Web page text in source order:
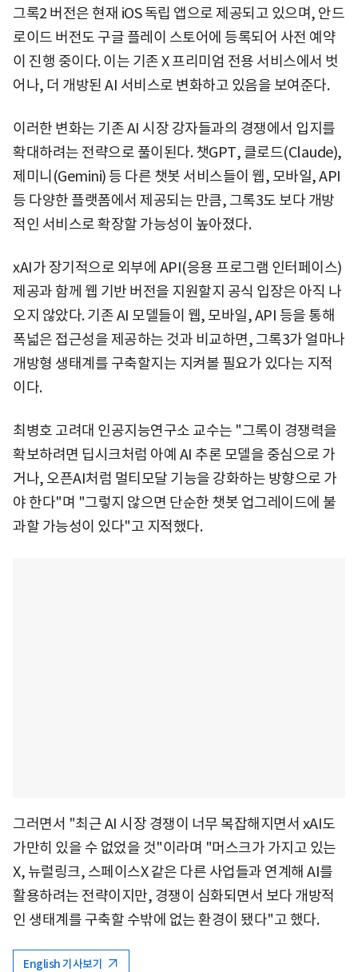
그록2 버전은 현재 iOS 독립 앱으로 제공되고 있으며, 안드
로이드 버전도 구글 플레이 스토어에 등록되어 사전 예약
이 진행 중이다. 이는 기존 X 프리미엄 전용 서비스에서 벗
어나, 더 개방된 AI 서비스로 변화하고 있음을 보여준다.
이러한 변화는 기존 AI 시장 강자들과의 경쟁에서 입지를
확대하려는 전략으로 풀이된다. 챗GPT, 클로드(Claude),
제미니(Gemini) 등 다른 챗봇 서비스들이 웹, 모바일, API
등 다양한 플랫폼에서 제공되는 만큼, 그록3도 보다 개방
적인 서비스로 확장할 가능성이 높아졌다.
xAI가 장기적으로 외부에 API(응용 프로그램 인터페이스)
제공과 함께 웹 기반 버전을 지원할지 공식 입장은 아직 나
오지 않았다. 기존 AI 모델들이 웹, 모바일, API 등을 통해
폭넓은 접근성을 제공하는 것과 비교하면, 그록3가 얼마나
개방형 생태계를 구축할지는 지켜볼 필요가 있다는 지적
이다.
최병호 고려대 인공지능연구소 교수는 "그록이 경쟁력을
확보하려면 딥시크처럼 아예 AI 추론 모델을 중심으로 가
거나, 오픈AI처럼 멀티모달 기능을 강화하는 방향으로 가
야 한다"며 "그렇지 않으면 단순한 챗봇 업그레이드에 불
과할 가능성이 있다"고 지적했다.
그러면서 "최근 AI 시장 경쟁이 너무 복잡해지면서 xAI도
가만히 있을 수 없었을 것"이라며 "머스크가 가지고 있는
X, 뉴럴링크, 스페이스X 같은 다른 사업들과 연계해 AI를
활용하려는 전략이지만, 경쟁이 심화되면서 보다 개방적
인 생태계를 구축할 수밖에 없는 환경이 됐다"고 했다.
English 기사보기